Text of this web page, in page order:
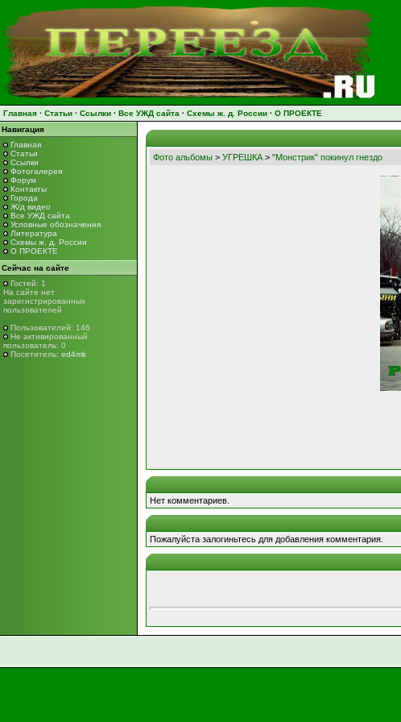
Главная · Статьи · Ссылки · Все УЖД сайта · Схемы ж. д. России · О ПРОЕКТЕ
Навигация
Главная
Статьи
Ссылки
Фотогалерея
Форум
Контакты
Города
Ж/д видео
Все УЖД сайта
Условные обозначения
Литература
Схемы ж. д. России
О ПРОЕКТЕ
Сейчас на сайте
Гостей: 1
На сайте нет
зарегистрированных
пользователей
Пользователей: 146
Не активированный
пользователь: 0
Посетитель: ed4mk
Фото альбомы > УГРЕШКА > "Монстрик" покинул гнездо
Нет комментариев.
Пожалуйста залогиньтесь для добавления комментария.